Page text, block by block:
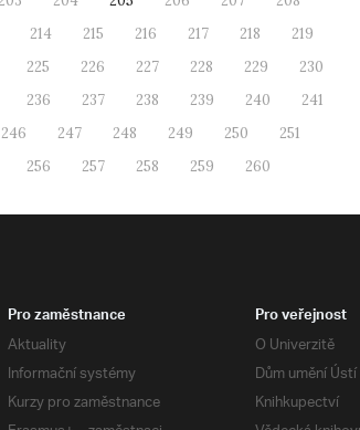
214 215 216 217 218
219
225 226 227 228 229
230
236 237 238 239 240
241
246 247 248 249 250
251
256 257 258 259 260
Pro zaměstnance
Aktuality
Informační systémy
Kurzy pro zaměstnance
Pro veřejnost
O Univerzitě
Dům umění
Knihkupectví